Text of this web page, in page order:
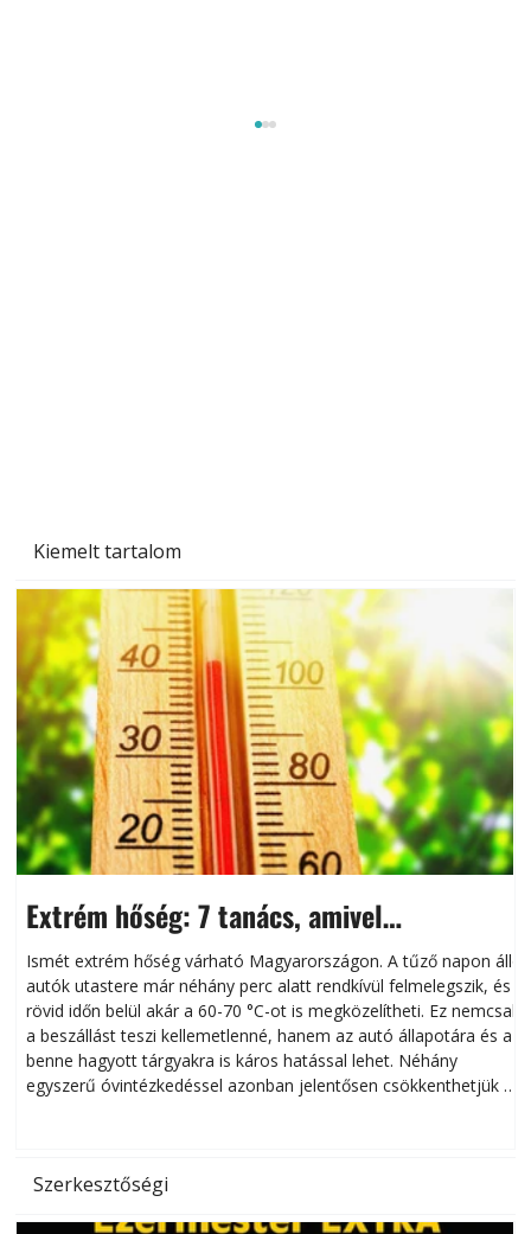
Kiemelt tartalom
Extrém hőség: 7 tanács, amivel
megóvhatjuk autónkat a nyári károktól
Ismét extrém hőség várható Magyarországon. A tűző napon álló
autók utastere már néhány perc alatt rendkívül felmelegszik, és
rövid időn belül akár a 60-70 °C-ot is megközelítheti. Ez nemcsak
a beszállást teszi kellemetlenné, hanem az autó állapotára és a
benne hagyott tárgyakra is káros hatással lehet. Néhány
egyszerű óvintézkedéssel azonban jelentősen csökkenthetjük a
Szerkesztőségi